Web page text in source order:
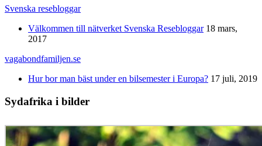
Svenska resebloggar
Välkommen till nätverket Svenska Resebloggar 18 mars,
2017
vagabondfamiljen.se
Hur bor man bäst under en bilsemester i Europa? 17 juli, 2019
Sydafrika i bilder